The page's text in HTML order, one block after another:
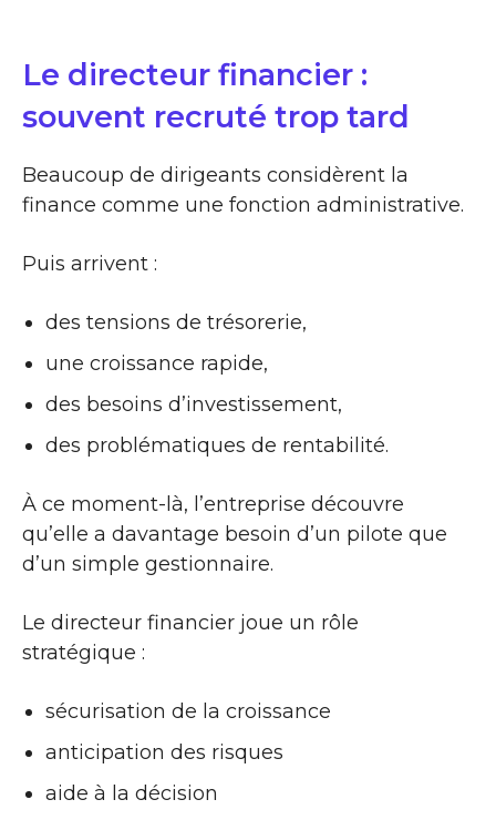
Le directeur financier :
souvent recruté trop tard
Beaucoup de dirigeants considèrent la
finance comme une fonction administrative.
Puis arrivent :
des tensions de trésorerie,
une croissance rapide,
des besoins d’investissement,
des problématiques de rentabilité.
À ce moment-là, l’entreprise découvre
qu’elle a davantage besoin d’un pilote que
d’un simple gestionnaire.
Le directeur financier joue un rôle
stratégique :
sécurisation de la croissance
anticipation des risques
aide à la décision